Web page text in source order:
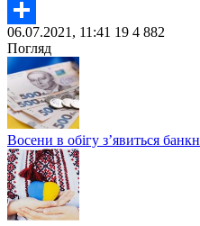
Twitter
Share
06.07.2021, 11:41 19 4 882
Погляд
Восени в обігу з’явиться